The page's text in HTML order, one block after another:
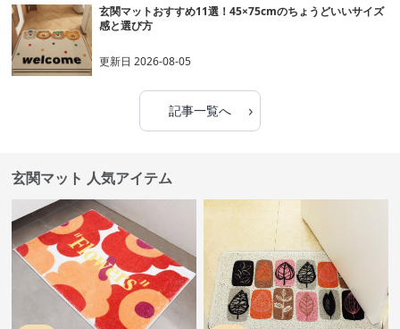
玄関マットおすすめ11選！45×75cmのちょうどいいサイズ
感と選び方
更新日2026-08-05
記事一覧へ ›
玄関マット 人気アイテム